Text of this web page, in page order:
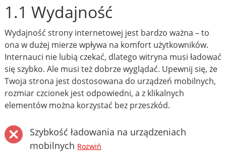
1.1 Wydajność
Wydajność strony internetowej jest bardzo ważna – to
ona w dużej mierze wpływa na komfort użytkowników.
Internauci nie lubią czekać, dlatego witryna musi ładować
się szybko. Ale musi też dobrze wyglądać. Upewnij się, że
Twoja strona jest dostosowana do urządzeń mobilnych,
rozmiar czcionek jest odpowiedni, a z klikalnych
elementów można korzystać bez przeszkód.
Szybkość ładowania na urządzeniach
mobilnych Rozwiń